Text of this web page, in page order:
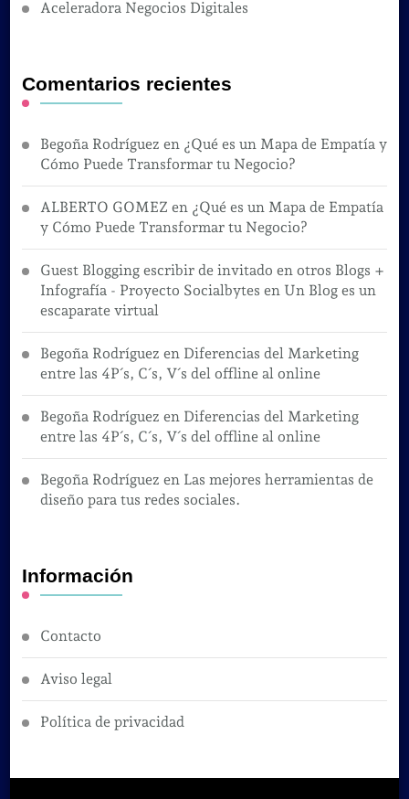
Aceleradora Negocios Digitales
Comentarios recientes
Begoña Rodríguez en ¿Qué es un Mapa de Empatía y
Cómo Puede Transformar tu Negocio?
ALBERTO GOMEZ en ¿Qué es un Mapa de Empatía
y Cómo Puede Transformar tu Negocio?
Guest Blogging escribir de invitado en otros Blogs +
Infografía - Proyecto Socialbytes en Un Blog es un
escaparate virtual
Begoña Rodríguez en Diferencias del Marketing
entre las 4P´s, C´s, V´s del offline al online
Begoña Rodríguez en Diferencias del Marketing
entre las 4P´s, C´s, V´s del offline al online
Begoña Rodríguez en Las mejores herramientas de
diseño para tus redes sociales.
Información
Contacto
Aviso legal
Política de privacidad